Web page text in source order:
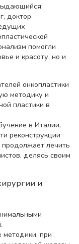
доктор
помогли
и красоту, но и
онкопластики
методику и
пластики в
в Италии,
реконструкции
лечить
делясь своим
и
методики, при